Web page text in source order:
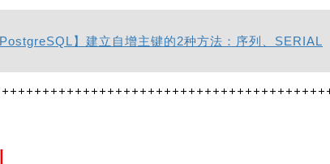
PostgreSQL】建立自增主键的2种方法：序列、SERIAL